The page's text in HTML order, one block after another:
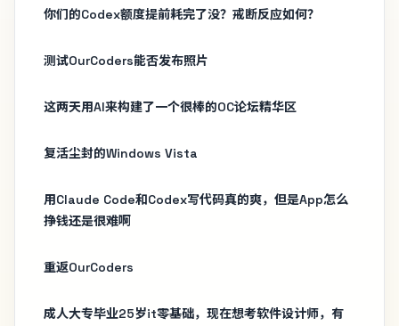
你们的Codex额度提前耗完了没？戒断反应如何？
测试OurCoders能否发布照片
这两天用AI来构建了一个很棒的OC论坛精华区
复活尘封的Windows Vista
用Claude Code和Codex写代码真的爽，但是App怎么
挣钱还是很难啊
重返OurCoders
成人大专毕业25岁it零基础，现在想考软件设计师，有